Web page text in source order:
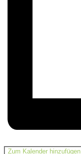
Zum Kalender hinzufügen